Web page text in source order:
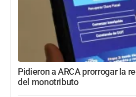
Pidieron a ARCA prorrogar la
del monotributo